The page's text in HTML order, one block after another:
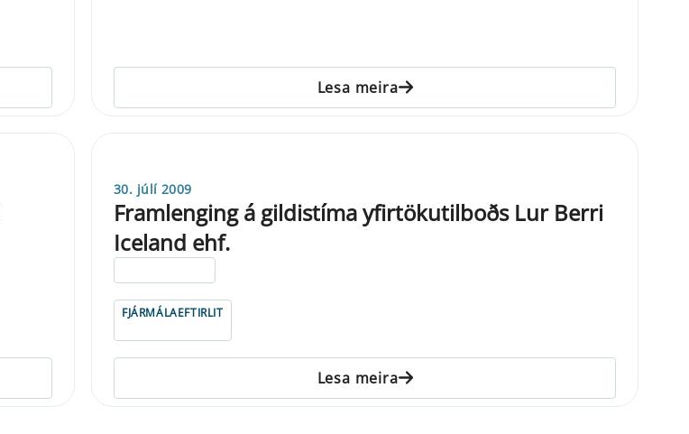
Lesa meira
30. júlí 2009
Framlenging á gildistíma yfirtökutilboðs Lur Berri
Iceland ehf.
FJÁRMÁLAEFTIRLIT
Lesa meira